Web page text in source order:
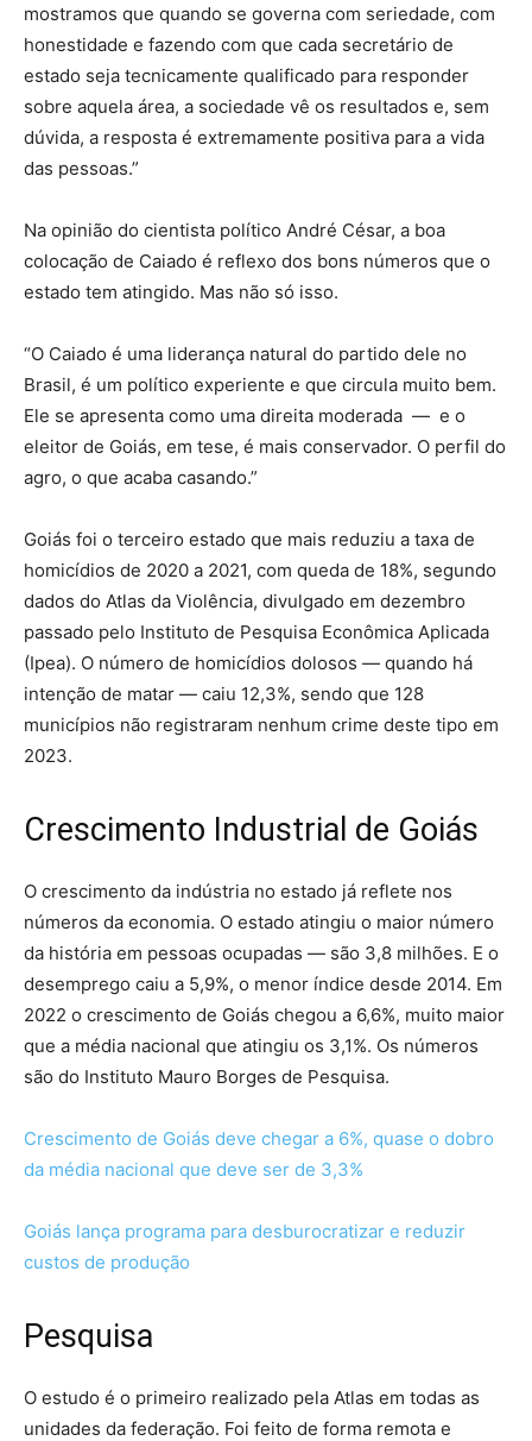
mostramos que quando se governa com seriedade, com
honestidade e fazendo com que cada secretário de
estado seja tecnicamente qualificado para responder
sobre aquela área, a sociedade vê os resultados e, sem
dúvida, a resposta é extremamente positiva para a vida
das pessoas.”
Na opinião do cientista político André César, a boa
colocação de Caiado é reflexo dos bons números que o
estado tem atingido. Mas não só isso.
“O Caiado é uma liderança natural do partido dele no
Brasil, é um político experiente e que circula muito bem.
Ele se apresenta como uma direita moderada — e o
eleitor de Goiás, em tese, é mais conservador. O perfil do
agro, o que acaba casando.”
Goiás foi o terceiro estado que mais reduziu a taxa de
homicídios de 2020 a 2021, com queda de 18%, segundo
dados do Atlas da Violência, divulgado em dezembro
passado pelo Instituto de Pesquisa Econômica Aplicada
(Ipea). O número de homicídios dolosos — quando há
intenção de matar — caiu 12,3%, sendo que 128
municípios não registraram nenhum crime deste tipo em
2023.
Crescimento Industrial de Goiás
O crescimento da indústria no estado já reflete nos
números da economia. O estado atingiu o maior número
da história em pessoas ocupadas — são 3,8 milhões. E o
desemprego caiu a 5,9%, o menor índice desde 2014. Em
2022 o crescimento de Goiás chegou a 6,6%, muito maior
que a média nacional que atingiu os 3,1%. Os números
são do Instituto Mauro Borges de Pesquisa.
Crescimento de Goiás deve chegar a 6%, quase o dobro
da média nacional que deve ser de 3,3%
Goiás lança programa para desburocratizar e reduzir
custos de produção
Pesquisa
O estudo é o primeiro realizado pela Atlas em todas as
unidades da federação. Foi feito de forma remota e